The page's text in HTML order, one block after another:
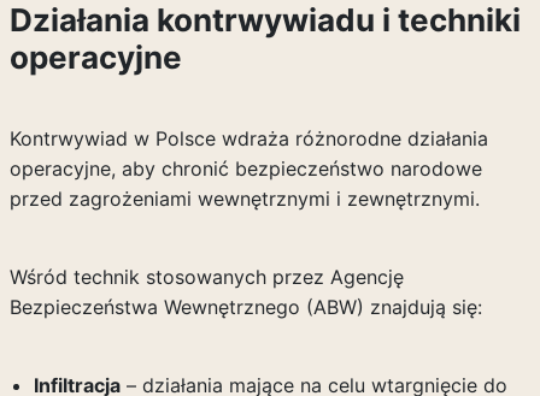
Działania kontrwywiadu i techniki
operacyjne
Kontrwywiad w Polsce wdraża różnorodne działania
operacyjne, aby chronić bezpieczeństwo narodowe
przed zagrożeniami wewnętrznymi i zewnętrznymi.
Wśród technik stosowanych przez Agencję
Bezpieczeństwa Wewnętrznego (ABW) znajdują się:
Infiltracja– działania mające na celu wtargnięcie do